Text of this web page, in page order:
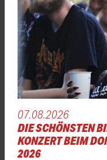
07.08.2026
DIE SCHÖNSTEN
KONZERT BEIM
2026